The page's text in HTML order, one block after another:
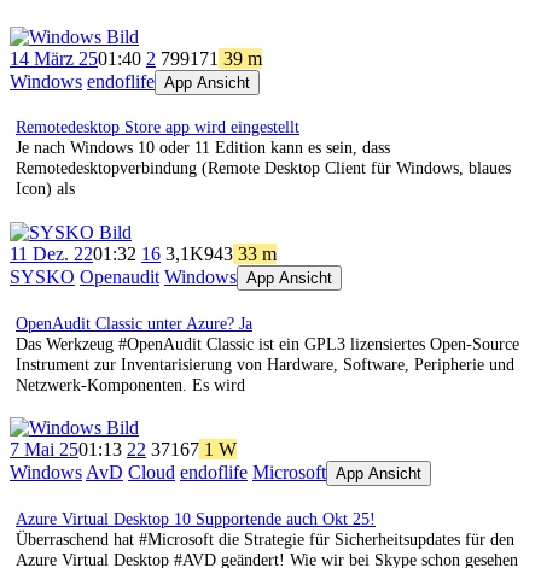
14 März 2501:40 2 799171 39 m
Windows endoflife App Ansicht
Remotedesktop Store app wird eingestellt
Je nach Windows 10 oder 11 Edition kann es sein, dass
Remotedesktopverbindung (Remote Desktop Client für Windows, blaues
Icon) als
11 Dez. 2201:32 16 3,1K943 33 m
SYSKO Openaudit Windows App Ansicht
OpenAudit Classic unter Azure? Ja
Das Werkzeug #OpenAudit Classic ist ein GPL3 lizensiertes Open-Source
Instrument zur Inventarisierung von Hardware, Software, Peripherie und
Netzwerk-Komponenten. Es wird
7 Mai 2501:13 22 37167 1 W
Windows AvD Cloud endoflife Microsoft App Ansicht
Azure Virtual Desktop 10 Supportende auch Okt 25!
Überraschend hat #Microsoft die Strategie für Sicherheitsupdates für den
Azure Virtual Desktop #AVD geändert! Wie wir bei Skype schon gesehen